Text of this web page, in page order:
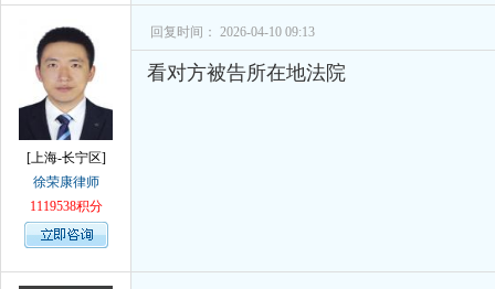
[上海-长宁区]
徐荣康律师
1119538积分
回复时间： 2026-04-10 09:13
看对方被告所在地法院